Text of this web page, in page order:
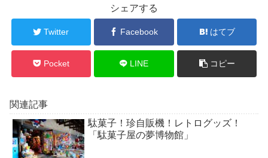
シェアする
Twitter Facebook はてブ
Pocket LINE コピー
関連記事
駄菓子！珍自販機！レトログッズ！
「駄菓子屋の夢博物館」